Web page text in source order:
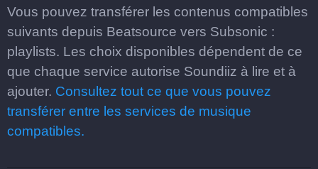
Vous pouvez transférer les contenus compatibles
suivants depuis Beatsource vers Subsonic :
playlists. Les choix disponibles dépendent de ce
que chaque service autorise Soundiiz à lire et à
ajouter. Consultez tout ce que vous pouvez
transférer entre les services de musique
compatibles.